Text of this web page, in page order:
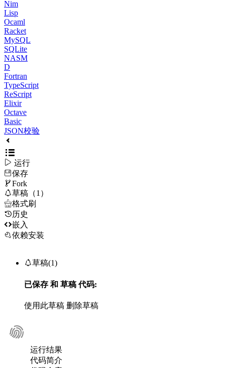
Nim
Lisp
Ocaml
Racket
MySQL
SQLite
NASM
D
Fortran
TypeScript
ReScript
Elixir
Octave
Basic
JSON校验
 运行
保存
Fork
草稿（1）
格式刷
历史
嵌入
依赖安装
草稿(1)
已保存 和 草稿代码:
使用此草稿 删除草稿
运行结果
代码简介